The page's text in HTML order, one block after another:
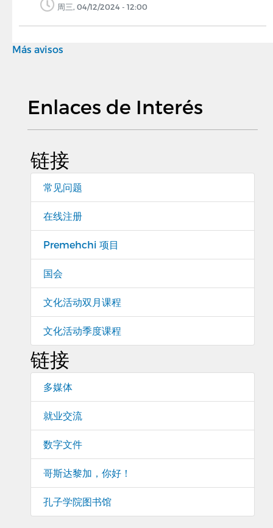
周三, 04/12/2024 - 12:00
Más avisos
Enlaces de Interés
链接
常见问题
在线注册
Premehchi 项目
国会
文化活动双月课程
文化活动季度课程
链接
多媒体
就业交流
数字文件
哥斯达黎加，你好！
孔子学院图书馆